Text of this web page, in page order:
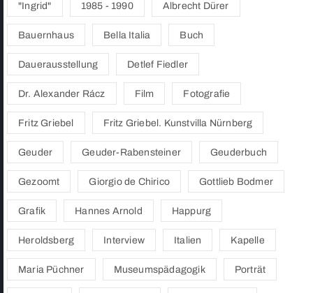
"Ingrid" 1985 - 1990 Albrecht Dürer
Bauernhaus Bella Italia Buch
Dauerausstellung Detlef Fiedler
Dr. Alexander Rácz Film Fotografie
Fritz Griebel Fritz Griebel. Kunstvilla Nürnberg
Geuder Geuder-Rabensteiner Geuderbuch
Gezoomt Giorgio de Chirico Gottlieb Bodmer
Grafik Hannes Arnold Happurg
Heroldsberg Interview Italien Kapelle
Maria Püchner Museumspädagogik Porträt